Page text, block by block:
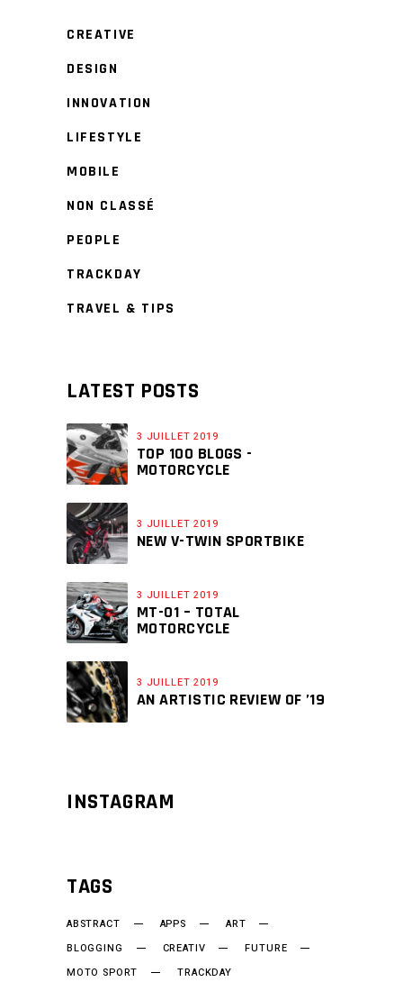
CREATIVE
DESIGN
INNOVATION
LIFESTYLE
MOBILE
NON CLASSÉ
PEOPLE
TRACKDAY
TRAVEL & TIPS
LATEST POSTS
3 JUILLET 2019
TOP 100 BLOGS -
MOTORCYCLE
3 JUILLET 2019
NEW V-TWIN SPORTBIKE
3 JUILLET 2019
MT-01 – TOTAL
MOTORCYCLE
3 JUILLET 2019
AN ARTISTIC REVIEW OF ’19
INSTAGRAM
TAGS
ABSTRACT APPS
ART
BLOGGING
CREATIV
FUTURE
MOTO SPORT
TRACKDAY